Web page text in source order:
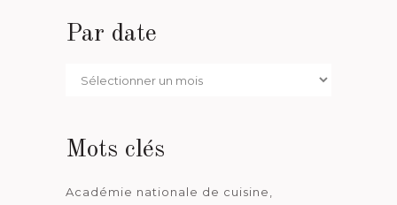
Par date
Par
Mots clés
Académie nationale de cuisine